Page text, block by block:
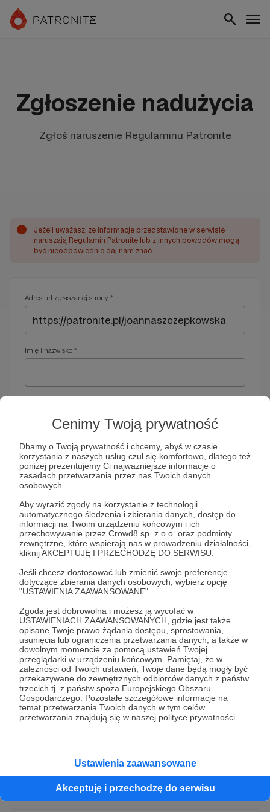
Cenimy Twoją prywatność
Dbamy o Twoją prywatność i chcemy, abyś w czasie
korzystania z naszych usług czuł się komfortowo, dlatego też
poniżej prezentujemy Ci najważniejsze informacje o
zasadach przetwarzania przez nas Twoich danych
osobowych.
Aby wyrazić zgody na korzystanie z technologii
automatycznego śledzenia i zbierania danych, dostęp do
informacji na Twoim urządzeniu końcowym i ich
przechowywanie przez Crowd8 sp. z o.o. oraz podmioty
zewnętrzne, które wspierają nas w prowadzeniu działalności,
kliknij AKCEPTUJĘ I PRZECHODZĘ DO SERWISU.
Jeśli chcesz dostosować lub zmienić swoje preferencje
dotyczące zbierania danych osobowych, wybierz opcję
"USTAWIENIA ZAAWANSOWANE".
Zgoda jest dobrowolna i możesz ją wycofać w
USTAWIENIACH ZAAWANSOWANYCH, gdzie jest także
opisane Twoje prawo żądania dostępu, sprostowania,
usunięcia lub ograniczenia przetwarzania danych, a także w
dowolnym momencie za pomocą ustawień Twojej
przeglądarki w urządzeniu końcowym. Pamiętaj, że w
zależności od Twoich ustawień, Twoje dane będą mogły być
przekazywane do zewnętrznych odbiorców danych z państw
trzecich tj. z państw spoza Europejskiego Obszaru
Gospodarczego. Pozostałe szczegółowe informacje na
temat przetwarzania Twoich danych w tym celów
przetwarzania znajdują się w naszej polityce prywatności.
Ustawienia zaawansowane
Akceptuję i przechodzę do serwisu
Zgłoszenie nadużycia
Zgłoś naruszenie Regulaminu Patronite
!
Jeżeli uważasz, że informacje przedstawione w serwisie
naruszają Regulamin Patronite lub z innych powodów mogą
być nieodpowiednie daj nam znać.
Adres url zgłaszanej strony *
Imię i nazwisko *
Telefon *
dodatkowe pytania
Treść wiadomości *
* Wyrażam zgodę na przetwarzanie moich danych
osobowych przez Patronite
Administratorem Twoich danych osobowych jest Crowd8 sp. z o.o.
z siedziba w Warszawie, ul. Żwirki i Wigury 16, 02-092 Warszawa.
Twoje dane osobowe będą przetwarzane w szczególności w celu
wykonania umowy zawartej z Tobą, w tym do umożliwienia
Gwarantujemy spełnienie wszystkich Twoich praw wynikających
z ogólnego rozporządzenia o ochronie danych, tj. prawo dostępu,
sprostowania oraz usunięcia Twoich danych, ograniczenia ich
rozwiń zgodę
Wyślij zgłoszenie